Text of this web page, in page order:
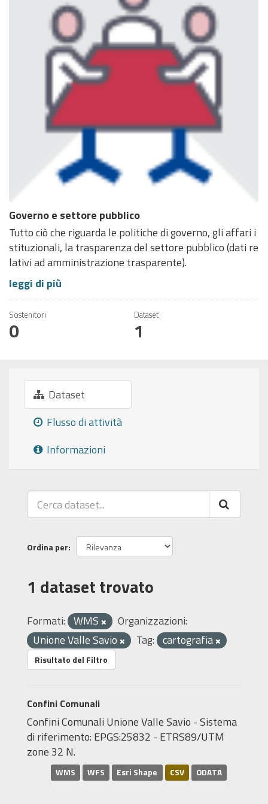
Governo e settore pubblico
Tutto ciò che riguarda le politiche di governo, gli affari i
stituzionali, la trasparenza del settore pubblico (dati re
lativi ad amministrazione trasparente).
leggi di più
Sostenitori
0
Dataset
1
Dataset
Flusso di attività
Informazioni
Ordina per
1 dataset trovato
Formati: WMS
Organizzazioni:
Unione Valle Savio
Tag: cartografia
Risultato del Filtro
Confini Comunali
Confini Comunali Unione Valle Savio - Sistema
di riferimento: EPGS:25832 - ETRS89/UTM
zone 32 N.
WMS WFS Esri Shape CSV ODATA